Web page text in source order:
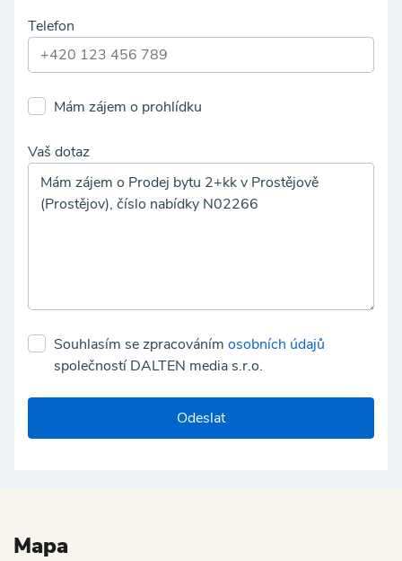
Telefon
Mám zájem o prohlídku
Vaš dotaz
Souhlasím se zpracováním osobních údajů
společností DALTEN media s.r.o.
Odeslat
Mapa